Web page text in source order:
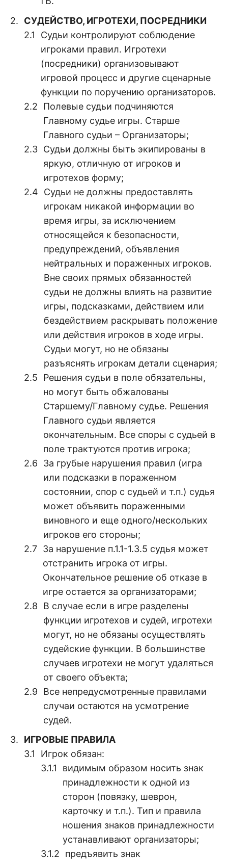
СУДЕЙСТВО, ИГРОТЕХИ, ПОСРЕДНИКИ
Судьи контролируют соблюдение
игроками правил. Игротехи
(посредники) организовывают
игровой процесс и другие сценарные
функции по поручению организаторов.
Полевые судьи подчиняются
Главному судье игры. Старше
Главного судьи – Организаторы;
Судьи должны быть экипированы в
яркую, отличную от игроков и
игротехов форму;
Судьи не должны предоставлять
игрокам никакой информации во
время игры, за исключением
относящейся к безопасности,
предупреждений, объявления
нейтральных и пораженных игроков.
Вне своих прямых обязанностей
судьи не должны влиять на развитие
игры, подсказками, действием или
бездействием раскрывать положение
или действия игроков в ходе игры.
Судьи могут, но не обязаны
разъяснять игрокам детали сценария;
Решения судьи в поле обязательны,
но могут быть обжалованы
Старшему/Главному судье. Решения
Главного судьи является
окончательным. Все споры с судьей в
поле трактуются против игрока;
За грубые нарушения правил (игра
или подсказки в пораженном
состоянии, спор с судьей и т.п.) судья
может объявить пораженными
виновного и еще одного/нескольких
игроков его стороны;
За нарушение п.1.1-1.3.5 судья может
отстранить игрока от игры.
Окончательное решение об отказе в
игре остается за организаторами;
В случае если в игре разделены
функции игротехов и судей, игротехи
могут, но не обязаны осуществлять
судейские функции. В большинстве
случаев игротехи не могут удаляться
от своего объекта;
Все непредусмотренные правилами
случаи остаются на усмотрение
судей.
ИГРОВЫЕ ПРАВИЛА
Игрок обязан:
видимым образом носить знак
принадлежности к одной из
сторон (повязку, шеврон,
карточку и т.п.). Тип и правила
ношения знаков принадлежности
устанавливают организаторы;
предъявить знак